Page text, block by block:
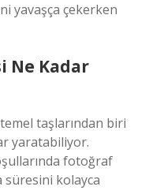
yavaşça çekerken
Ne Kadar
taşlarından biri
yaratabiliyor.
fotoğraf
süresini kolayca